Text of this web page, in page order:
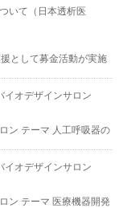
いて（日本透析医
として募金活動が実施
イオデザインサロン
ン テーマ 人工呼吸器の
イオデザインサロン
ン テーマ 医療機器開発